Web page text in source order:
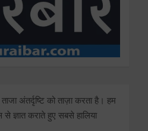
अंतर्दृष्टि को ताज़ा करता है। हम
ज्ञात कराते हुए सबसे हालिया